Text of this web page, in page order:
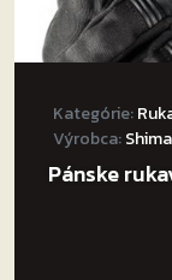
Kategórie:
Výrobca:Shima
Pánske